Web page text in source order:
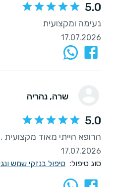
5.0
נעימה ומקצועית
17.07.2026
שרה, נהריה
5.0
הרופא הייתי מאוד מקצועית .
17.07.2026
סוג טיפול: טיפול בנזקי שמש